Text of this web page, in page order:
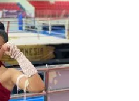
jantung (Cath Lab)
Milad ke-13 RS Ummi di
tersebut diisi dengan
bantuan hidup
bagi pasien JKN